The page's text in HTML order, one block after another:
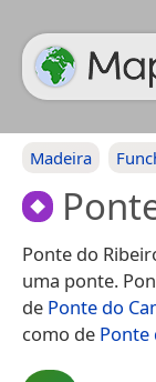
Madeira
Ponte do
uma ponte.
de Ponte do
como de Ponte